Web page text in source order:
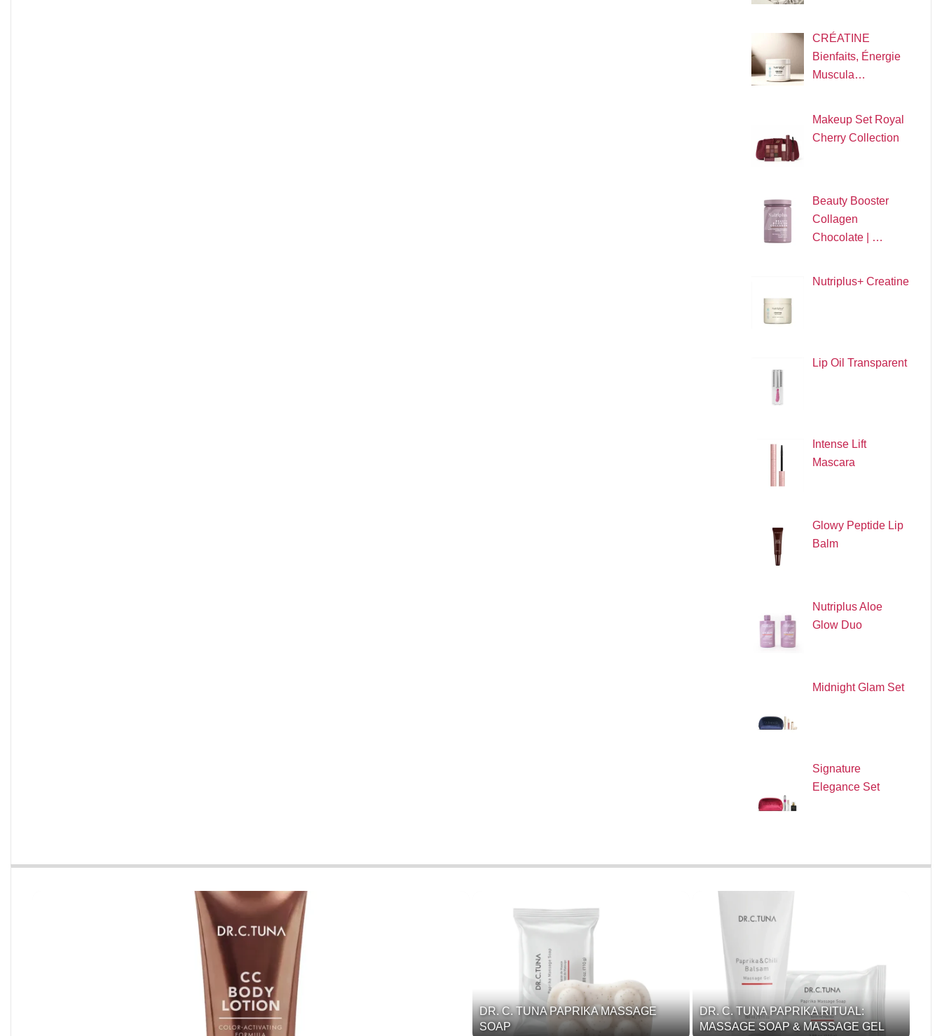
CRÉATINE
Bienfaits, Énergie
Muscula…
Makeup Set Royal
Cherry Collection
Beauty Booster
Collagen
Chocolate | …
Nutriplus+ Creatine
Lip Oil Transparent
Intense Lift
Mascara
Glowy Peptide Lip
Balm
Nutriplus Aloe
Glow Duo
Midnight Glam Set
Signature
Elegance Set
DR. C. TUNA PAPRIKA MASSAGE
SOAP
DR. C. TUNA PAPRIKA RITUAL:
MASSAGE SOAP & MASSAGE GEL